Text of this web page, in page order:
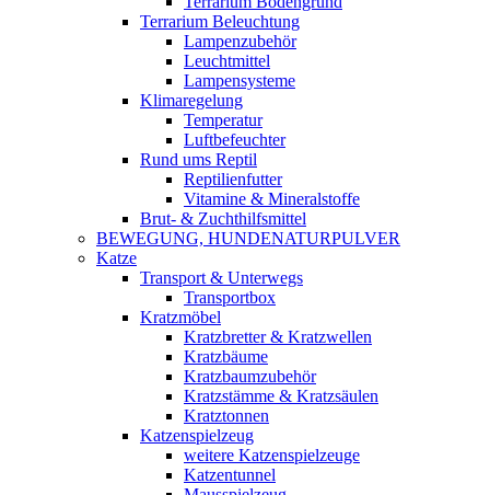
Terrarium Beleuchtung
Lampenzubehör
Leuchtmittel
Lampensysteme
Klimaregelung
Temperatur
Luftbefeuchter
Rund ums Reptil
Reptilienfutter
Vitamine & Mineralstoffe
Brut- & Zuchthilfsmittel
BEWEGUNG, HUNDENATURPULVER
Katze
Transport & Unterwegs
Transportbox
Kratzmöbel
Kratzbretter & Kratzwellen
Kratzbäume
Kratzbaumzubehör
Kratzstämme & Kratzsäulen
Kratztonnen
Katzenspielzeug
weitere Katzenspielzeuge
Katzentunnel